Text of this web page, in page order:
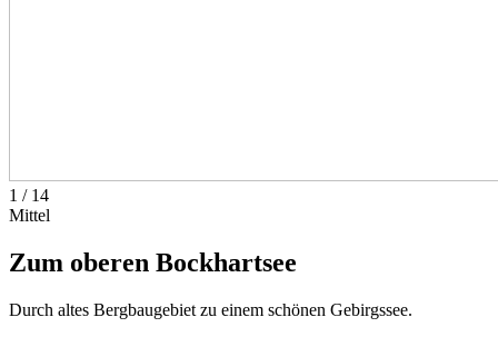
1 / 14
Mittel
Zum oberen Bockhartsee
Durch altes Bergbaugebiet zu einem schönen Gebirgssee.